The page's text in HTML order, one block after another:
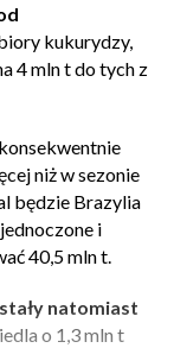
kukurydzy,
4 mln t do tych z
niż w sezonie
będzie Brazylia
i
40,5 mln t.
natomiast
o 1,3 mln t